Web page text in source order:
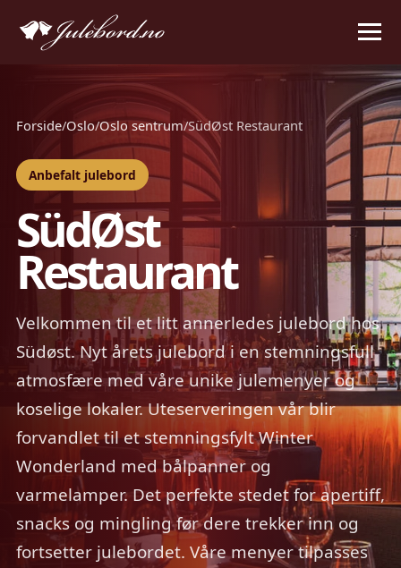
Forside/Oslo/Oslo sentrum/SüdØst Restaurant
Anbefalt julebord
SüdØst
Restaurant
Velkommen til et litt annerledes julebord hos
Südøst. Nyt årets julebord i en stemningsfull
atmosfære med våre unike julemenyer og
koselige lokaler. Uteserveringen vår blir
forvandlet til et stemningsfylt Winter
Wonderland med bålpanner og
varmelamper. Det perfekte stedet for apertiff,
snacks og mingling før dere trekker inn og
fortsetter julebordet. Våre menyer tilpasses